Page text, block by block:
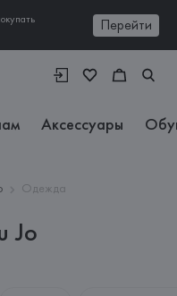
Перейти
Аксессуары
Одежда
Jo